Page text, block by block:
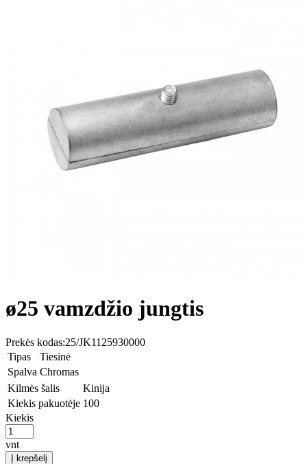
ø25 vamzdžio jungtis
Prekės kodas:25/JK1125930000
Tipas
Tiesinė
Spalva Chromas
Kilmės šalis
Kinija
Kiekis pakuotėje 100
Kiekis
vnt
Į krepšelį